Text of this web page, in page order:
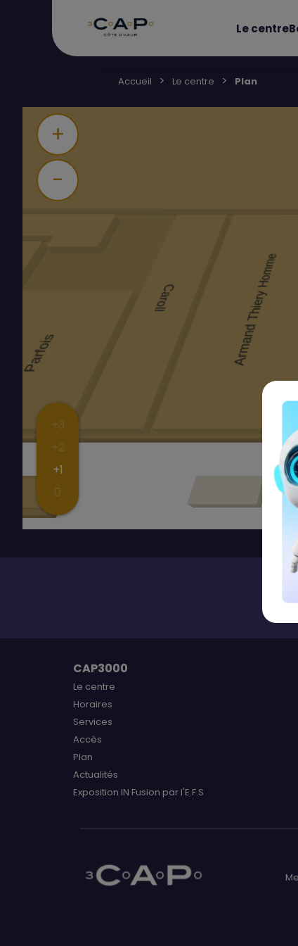
Le centre
Accueil Le centre Plan
+
-
+3
+2
+1
0
CAP3000
Le centre
Horaires
Services
Accès
Plan
Actualités
Exposition IN Fusion par l'E.F.S